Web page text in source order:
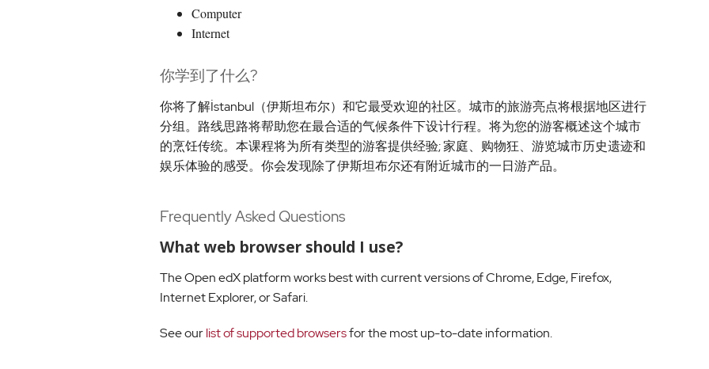
Computer
Internet
你学到了什么?
你将了解İstanbul（伊斯坦布尔）和它最受欢迎的社区。城市的旅游亮点将根据地区进行
分组。路线思路将帮助您在最合适的气候条件下设计行程。将为您的游客概述这个城市
的烹饪传统。本课程将为所有类型的游客提供经验; 家庭、购物狂、游览城市历史遗迹和
娱乐体验的感受。你会发现除了伊斯坦布尔还有附近城市的一日游产品。
Frequently Asked Questions
What web browser should I use?
The Open edX platform works best with current versions of Chrome, Edge, Firefox,
Internet Explorer, or Safari.
See ourlist of supported browsersfor the most up-to-date information.